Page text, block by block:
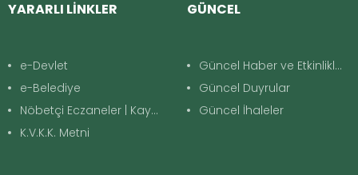
YARARLI LİNKLER
e-Devlet
e-Belediye
Nöbetçi Eczaneler | Kayapınar
K.V.K.K. Metni
GÜNCEL
Güncel Haber ve Etkinlikler
Güncel Duyrular
Güncel İhaleler